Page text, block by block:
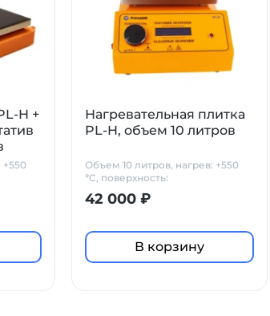
H +
+550
Нагревательная плитка
PL-H, объем 10 литров
Объем 10 литров, нагрев: +550
°С, поверхность:
стеклокерамика
42 000 ₽
В корзину